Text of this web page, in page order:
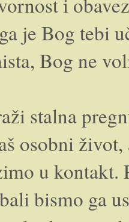
je Bog tebi
Bog ne
stalna
osobni
u
bismo ga